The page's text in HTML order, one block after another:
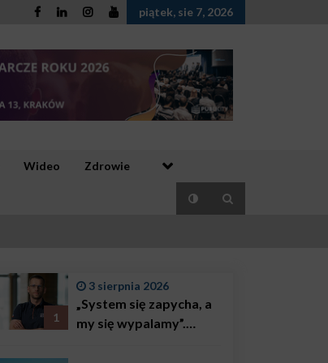
piątek, sie 7, 2026
Wideo Zdrowie
1
3 sierpnia 2026
„System się zapycha, a
my się wypalamy”.